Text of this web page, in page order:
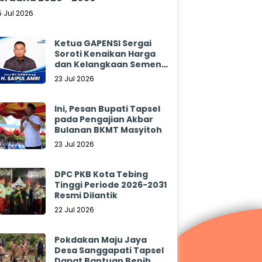
Jul 2026
Ketua GAPENSI Sergai
Soroti Kenaikan Harga
dan Kelangkaan Semen,
Minta Pemerintah
23 Jul 2026
Ini, Pesan Bupati Tapsel
pada Pengajian Akbar
Bulanan BKMT Masyitoh
23 Jul 2026
DPC PKB Kota Tebing
Tinggi Periode 2026-2031
Resmi Dilantik
22 Jul 2026
Pokdakan Maju Jaya
Desa Sanggapati Tapsel